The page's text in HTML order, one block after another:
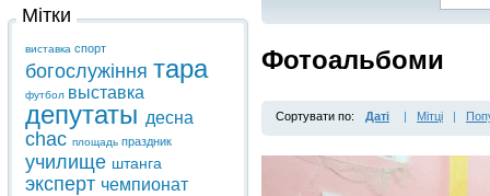
Фотоальбоми
Сортувати по: Даті | Мітці |
Мітки
виставка спорт
богослужіння тара
футбол выставка
депутаты десна
chaс площадь праздник
училище штанга
эксперт чемпионат